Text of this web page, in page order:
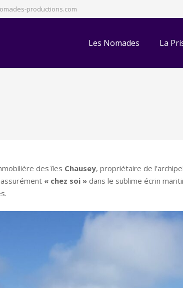
productions.com
Les Nomades La
des îles Chausey, propriétaire de
« chez soi » dans le sublime écrin